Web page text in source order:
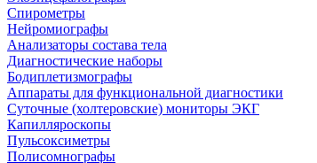
Спирометры
Нейромиографы
Анализаторы состава тела
Диагностические наборы
Бодиплетизмографы
Аппараты для функциональной диагностики
Суточные (холтеровские) мониторы ЭКГ
Капилляроскопы
Пульсоксиметры
Полисомнографы